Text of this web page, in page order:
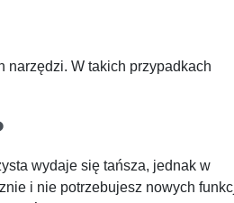
narzędzi. W takich przypadkach
wydaje się tańsza, jednak w
i nie potrzebujesz nowych